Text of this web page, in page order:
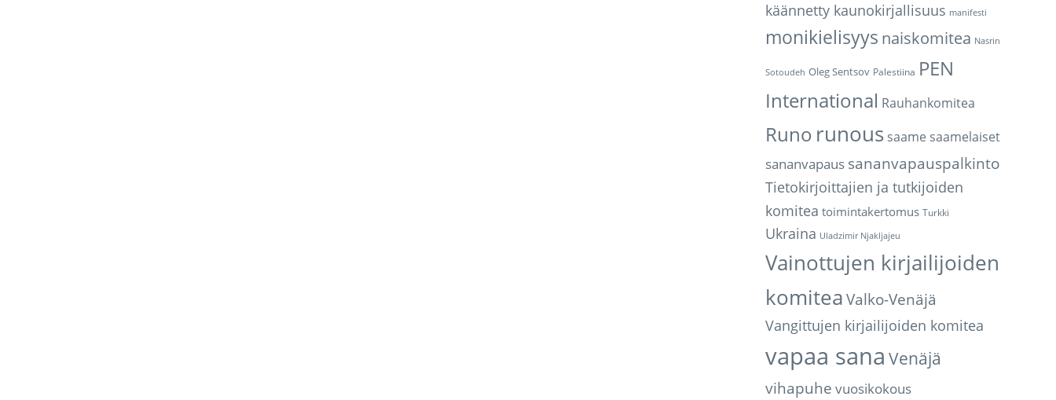
käännetty kaunokirjallisuus manifesti
monikielisyys naiskomitea Nasrin
Sotoudeh Oleg Sentsov Palestiina PEN
International Rauhankomitea
Runo runous saame saamelaiset
sananvapaus sananvapauspalkinto
Tietokirjoittajien ja tutkijoiden
komitea toimintakertomus Turkki
Ukraina Uladzimir Njakljajeu
Vainottujen kirjailijoiden
komitea Valko-Venäjä
Vangittujen kirjailijoiden komitea
vapaa sana Venäjä
vihapuhe vuosikokous